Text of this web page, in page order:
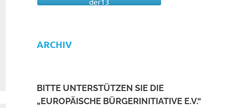
ARCHIV
BITTE UNTERSTÜTZEN SIE DIE
„EUROPÄISCHE BÜRGERINITIATIVE E.V.“